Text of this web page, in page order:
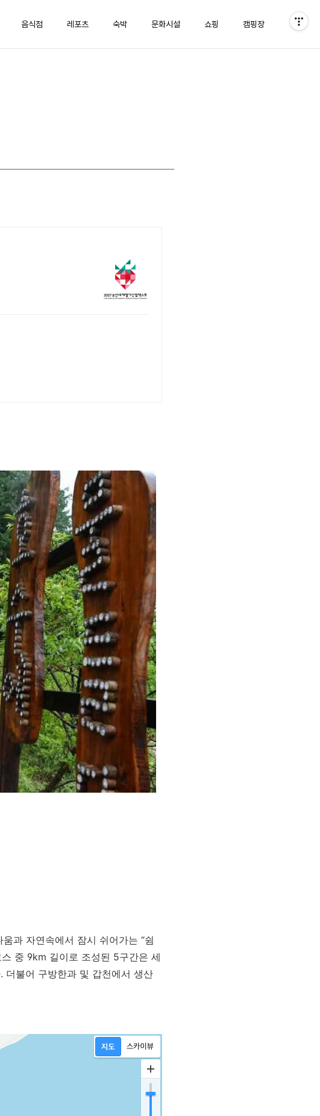
음식점 레포츠 숙박 문화시설 쇼핑 캠핑장
과 자연속에서 잠시 쉬어가는 “쉼
중 9km 길이로 조성된 5구간은 세
더불어 구방한과 및 갑천에서 생산